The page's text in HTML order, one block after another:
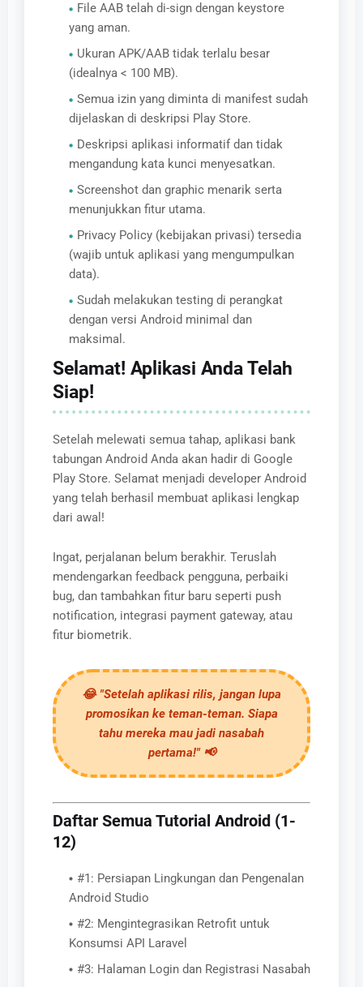
File AAB telah di-sign dengan keystore
yang aman.
Ukuran APK/AAB tidak terlalu besar
(idealnya < 100 MB).
Semua izin yang diminta di manifest sudah
dijelaskan di deskripsi Play Store.
Deskripsi aplikasi informatif dan tidak
mengandung kata kunci menyesatkan.
Screenshot dan graphic menarik serta
menunjukkan fitur utama.
Privacy Policy (kebijakan privasi) tersedia
(wajib untuk aplikasi yang mengumpulkan
data).
Sudah melakukan testing di perangkat
dengan versi Android minimal dan
maksimal.
Selamat! Aplikasi Anda Telah
Siap!
Setelah melewati semua tahap, aplikasi bank
tabungan Android Anda akan hadir di Google
Play Store. Selamat menjadi developer Android
yang telah berhasil membuat aplikasi lengkap
dari awal!
Ingat, perjalanan belum berakhir. Teruslah
mendengarkan feedback pengguna, perbaiki
bug, dan tambahkan fitur baru seperti push
notification, integrasi payment gateway, atau
fitur biometrik.
😂 "Setelah aplikasi rilis, jangan lupa
promosikan ke teman-teman. Siapa
tahu mereka mau jadi nasabah
pertama!" 📢
Daftar Semua Tutorial Android (1-
12)
#1: Persiapan Lingkungan dan Pengenalan
Android Studio
#2: Mengintegrasikan Retrofit untuk
Konsumsi API Laravel
#3: Halaman Login dan Registrasi Nasabah